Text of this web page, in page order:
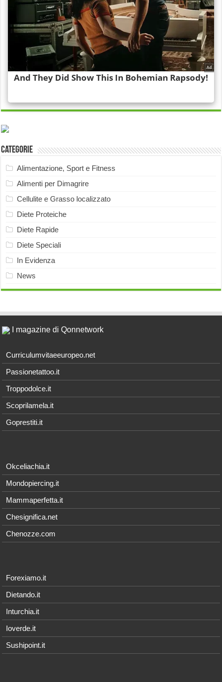
Categorie
Alimentazione, Sport e Fitness
Alimenti per Dimagrire
Cellulite e Grasso localizzato
Diete Proteiche
Diete Rapide
Diete Speciali
In Evidenza
News
I magazine di Qonnetwork
Curriculumvitaeeuropeo.net
Passionetattoo.it
Troppodolce.it
Scoprilamela.it
Goprestiti.it
Okceliachia.it
Mondopiercing.it
Mammaperfetta.it
Chesignifica.net
Chenozze.com
Forexiamo.it
Dietando.it
Inturchia.it
Ioverde.it
Sushipoint.it